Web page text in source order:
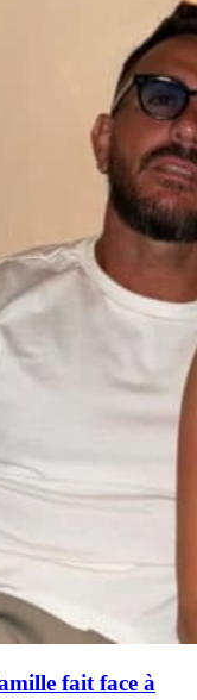
fait face à